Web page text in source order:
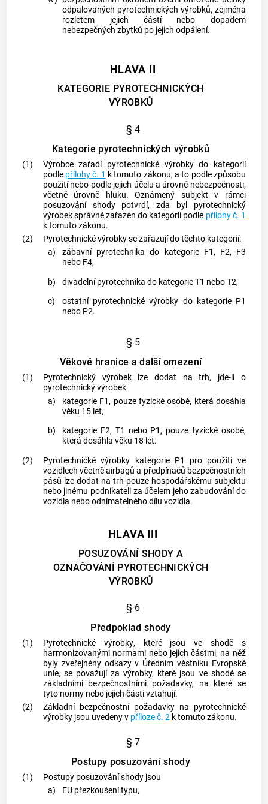
odpalovaných pyrotechnických výrobků, zejména
rozletem jejich částí nebo dopadem
nebezpečných zbytků po jejich odpálení.
HLAVA II
KATEGORIE PYROTECHNICKÝCH
VÝROBKŮ
§ 4
Kategorie pyrotechnických výrobků
(1) Výrobcezařadí pyrotechnické výrobkydo kategorií
podle přílohy č. 1 k tomuto zákonu, a to podle způsobu
použití nebo podle jejich účelu a úrovně nebezpečnosti,
včetně úrovně hluku.Oznámený subjekt v rámci
posuzování shody potvrdí, zda byl pyrotechnický
výrobeksprávně zařazen do kategorií podle přílohy č. 1
k tomuto zákonu.
(2)
Pyrotechnické výrobkyse zařazují do těchto kategorií:
a)
zábavní pyrotechnika do kategorie F1, F2, F3
nebo F4,
b)
divadelní pyrotechnika do kategorie T1 nebo T2,
c)
ostatní pyrotechnické výrobky do kategorie P1
nebo P2.
§ 5
Věkové hranice a další omezení
(1) Pyrotechnický výrobeklze dodat na trh, jde-li o
pyrotechnický výrobek
a)
kategorie F1, pouze fyzické osobě, která dosáhla
věku 15 let,
b)
kategorie F2, T1 nebo P1, pouze fyzické osobě,
která dosáhla věku 18 let.
(2)
Pyrotechnické výrobky kategorie P1 pro použití ve
vozidlech včetně airbagů a předpínačů bezpečnostních
pásů lze dodat na trh pouze hospodářskému subjektu
nebo jinému podnikateli za účelem jeho zabudování do
vozidla nebo odnímatelného dílu vozidla.
HLAVA III
POSUZOVÁNÍ SHODY A
OZNAČOVÁNÍ PYROTECHNICKÝCH
VÝROBKŮ
§ 6
Předpoklad shody
(1) Pyrotechnické výrobky, které jsou ve shodě s
harmonizovanými normami nebo jejich částmi, na něž
byly zveřejněny odkazy v Úředním věstníku Evropské
unie, se považují za výrobky, které jsou ve shodě se
základními bezpečnostními požadavky, na které se
tyto normy nebo jejich části vztahují.
(2)
Základní bezpečnostní požadavky na pyrotechnické
výrobkyjsou uvedeny v příloze č. 2k tomuto zákonu.
§ 7
Postupy posuzování shody
(1)
Postupy posuzování shody jsou
a)
EU přezkoušení typu,